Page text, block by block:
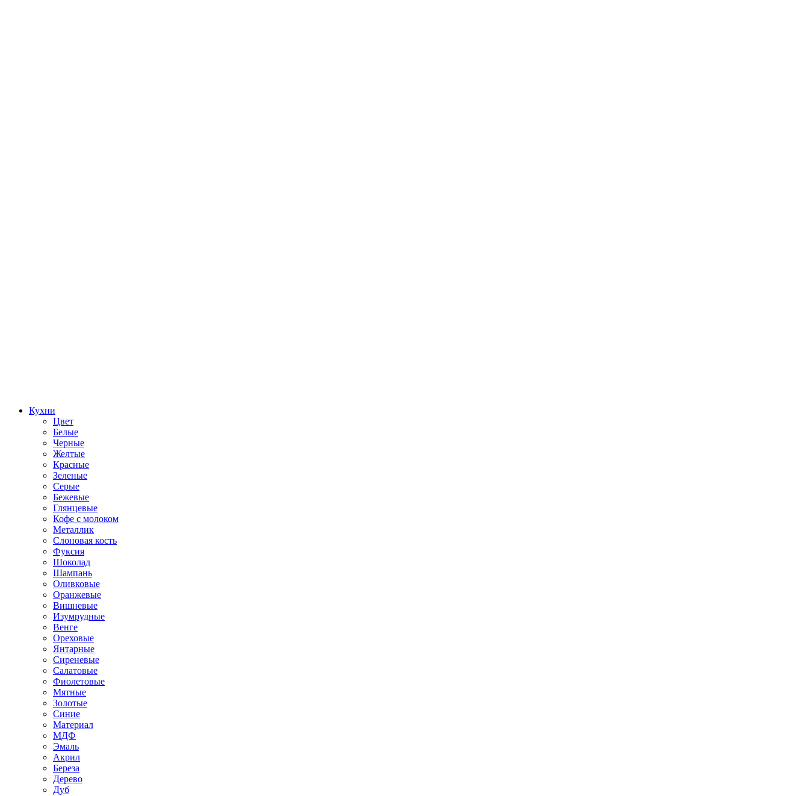
Кухни
Цвет
Белые
Черные
Желтые
Красные
Зеленые
Серые
Бежевые
Глянцевые
Кофе с молоком
Металлик
Слоновая кость
Фуксия
Шоколад
Шампань
Оливковые
Оранжевые
Вишневые
Изумрудные
Венге
Ореховые
Янтарные
Сиреневые
Салатовые
Фиолетовые
Мятные
Золотые
Синие
Материал
МДФ
Эмаль
Акрил
Береза
Дерево
Дуб